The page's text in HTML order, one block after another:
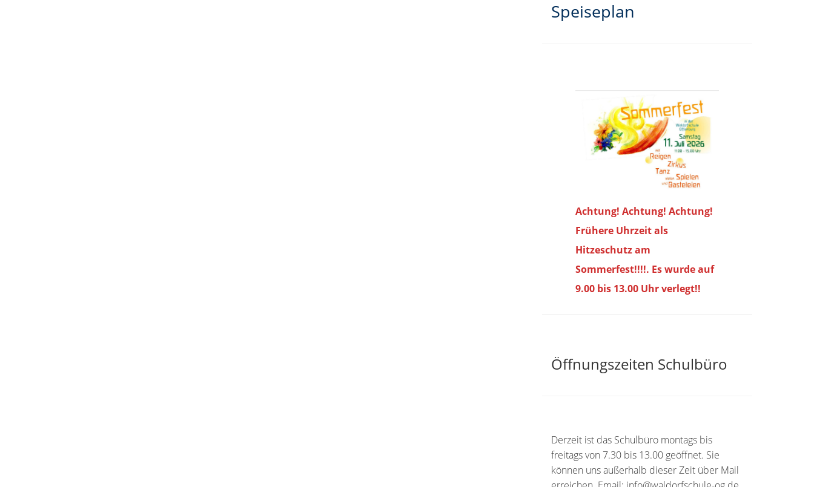
Speiseplan
Achtung! Achtung! Achtung!
Frühere Uhrzeit als
Hitzeschutz am
Sommerfest!!!!. Es wurde auf
9.00 bis 13.00 Uhr verlegt!!
Öffnungszeiten Schulbüro
Derzeit ist das Schulbüro montags bis
freitags von 7.30 bis 13.00 geöffnet. Sie
können uns außerhalb dieser Zeit über Mail